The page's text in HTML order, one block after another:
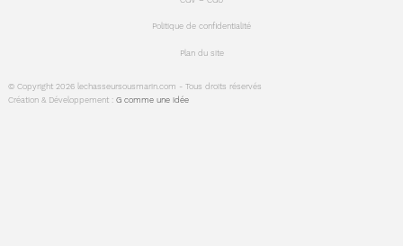
© Copyright 2026 lechasseursousmarin.com - Tous droits réservés
Création & Développement :G comme une idée
Politique de confidentialité
Plan du site